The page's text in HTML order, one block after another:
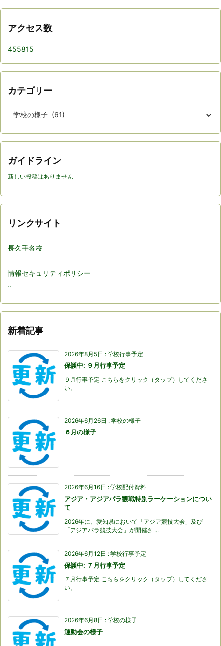
アクセス数
455815
カテゴリー
カ
テ
リ
ガイドライン
新しい投稿はありません
リンクサイト
長久手各校
情報セキュリティポリシー
..
新着記事
2026年8月5日 : 学校行事予定
保護中: ９月行事予定
９月行事予定 こちらをクリック（タップ）してくださ
い。
2026年6月26日 : 学校の様子
６月の様子
2026年6月16日 : 学校配付資料
アジア・アジアパラ観戦特別ラーケーションについ
て
2026年に、愛知県において「アジア競技大会」及び
「アジアパラ競技大会」が開催さ ...
2026年6月12日 : 学校行事予定
保護中: ７月行事予定
７月行事予定 こちらをクリック（タップ）してくださ
い。
2026年6月8日 : 学校の様子
運動会の様子